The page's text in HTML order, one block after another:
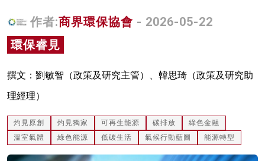
關於我們
作者:商界環保協會 - 2026-05-22
環保睿見
撰文：劉敏智（政策及研究主管）、韓思琦（政策及研究助
理經理）
灼見原創 灼見獨家 可再生能源 碳排放
綠色金融
溫室氣體
綠色能源 低碳生活 氣候行動藍圖 能源轉型